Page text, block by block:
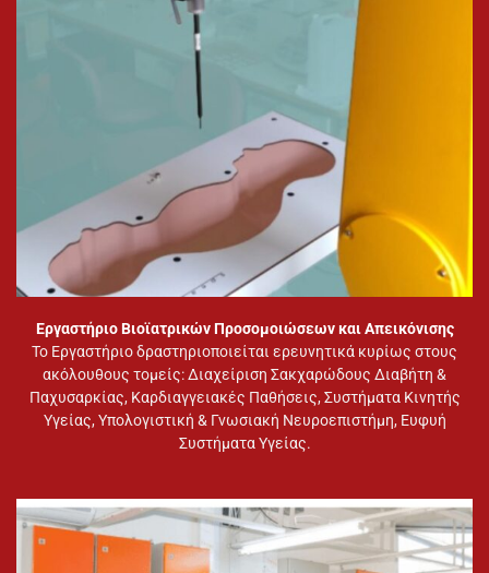
Εργαστήριο Βιοϊατρικών Προσομοιώσεων και Απεικόνισης
Το Εργαστήριο δραστηριοποιείται ερευνητικά κυρίως στους
ακόλουθους τομείς: Διαχείριση Σακχαρώδους Διαβήτη &
Παχυσαρκίας, Καρδιαγγειακές Παθήσεις, Συστήματα Κινητής
Υγείας, Υπολογιστική & Γνωσιακή Νευροεπιστήμη, Ευφυή
Συστήματα Υγείας.